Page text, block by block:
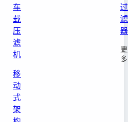
车
载
压
滤
机
移
动
式
架
过
滤
器
更
多